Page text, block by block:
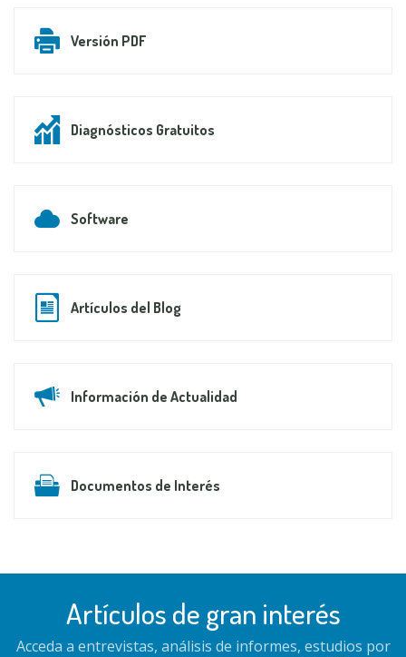
Versión PDF
Diagnósticos Gratuitos
Software
Artículos del Blog
Información de Actualidad
Documentos de Interés
Artículos de gran interés
Acceda a entrevistas, análisis de informes, estudios por